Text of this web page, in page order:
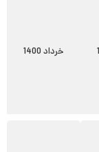
خرداد 1400